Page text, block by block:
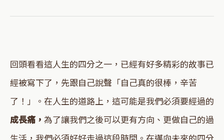
回頭看看這人生的四分之一，已經有好多精彩的故事已
經被寫下了，先跟自己說聲「自己真的很棒，辛苦
了！」。在人生的道路上，這可能是我們必須要經過的
成長痛， 為了讓我們之後可以更有方向、更做自己的過